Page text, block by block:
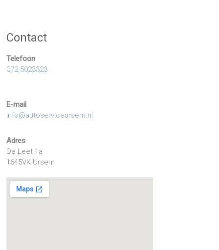
Contact
Telefoon
072 5023323
E-mail
info@autoserviceursem.nl
Adres
De Leet 1a
1645VK Ursem